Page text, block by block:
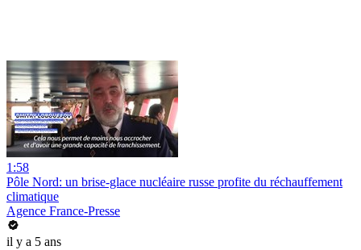
1:58
Pôle Nord: un brise-glace nucléaire russe profite du réchauffement
climatique
Agence France-Presse
il y a 5 ans